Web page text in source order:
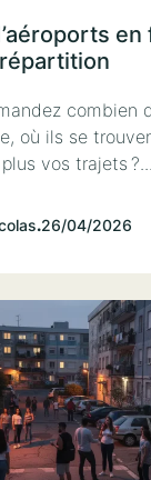
en
combien
où ils se
vos trajets ?...
.26/04/2026